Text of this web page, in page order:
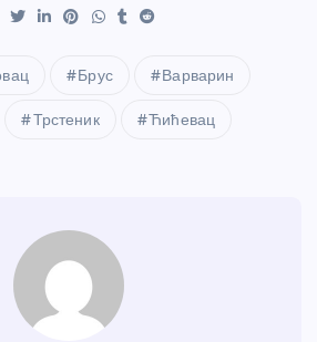
Брус Варварин
Трстеник Ћићевац